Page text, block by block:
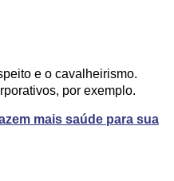
e o cavalheirismo.
por exemplo.
mais saúde para sua